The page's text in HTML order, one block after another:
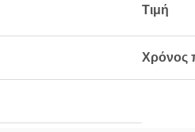
Τιμή
Χρόνος